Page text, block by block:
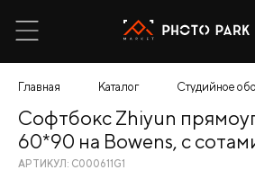
Главная Каталог Студийное
Софтбокс Zhiyun
60*90 на Bowens, с
АРТИКУЛ: C000611G1